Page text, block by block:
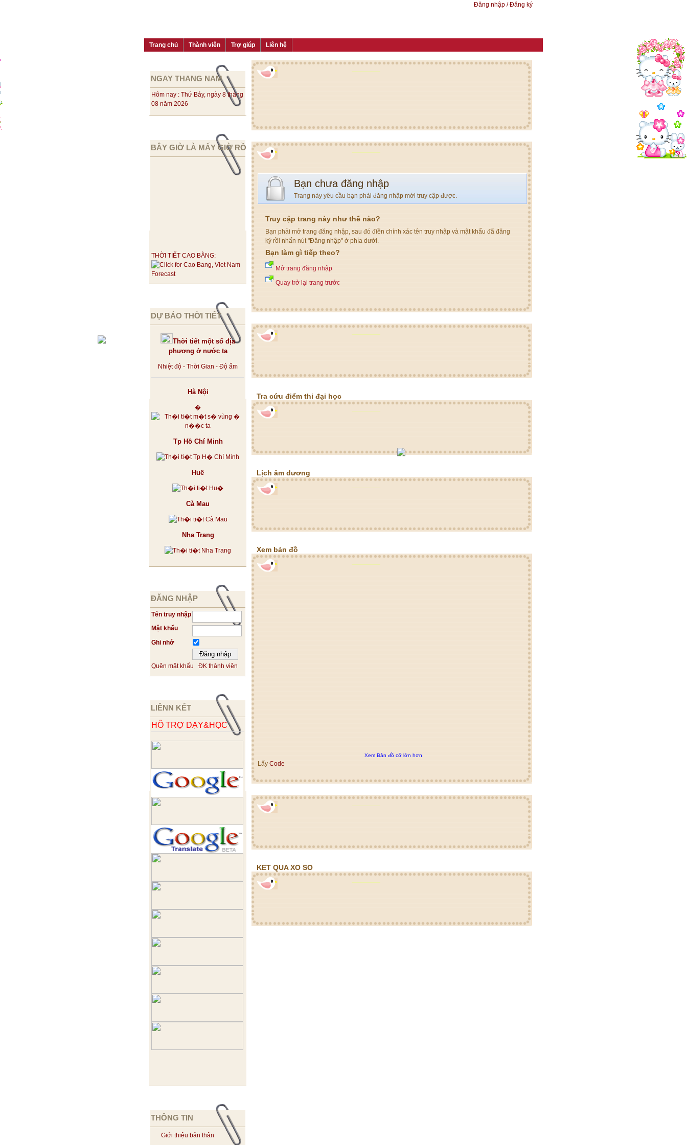
Đăng nhập / Đăng ký
Trang chủ Thành viên Trợ giúp Liên hệ
NGAY THANG NAM
Hôm nay : Thứ Bảy, ngày 8 tháng
08 năm 2026
BÂY GIỜ LÀ MẤY GIỜ RỒI
THỜI TIẾT CAO BẰNG:
DỰ BÁO THỜI TIẾT
Thời tiết một số địa
phương ở nước ta
Nhiệt độ - Thời Gian - Độ ẩm
Hà Nội
�
Tp Hồ Chí Minh
Huế
Cà Mau
Nha Trang
ĐĂNG NHẬP
Tên truy nhập
Mật khẩu
Ghi nhớ
Quên mật khẩu ĐK thành viên
LIÊNN KẾT
HỖ TRỢ DẠY&HỌC
THÔNG TIN
Giới thiệu bản thân
Bạn chưa đăng nhập
Trang này yêu cầu bạn phải đăng nhập mới truy cập được.
Truy cập trang này như thế nào?
Bạn phải mở trang đăng nhập, sau đó điền chính xác tên truy nhập và mật khẩu đã đăng
ký rồi nhấn nút "Đăng nhập" ở phía dưới.
Bạn làm gì tiếp theo?
Mở trang đăng nhập
Quay trở lại trang trước
Tra cứu điểm thi đại học
Lịch âm dương
Xem bản đồ
Xem Bản đồ cỡ lớn hơn
Lấy Code
KET QUA XO SO